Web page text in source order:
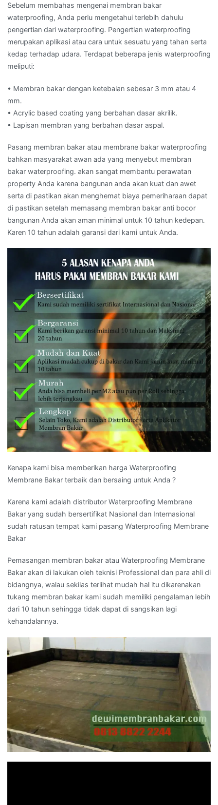
Sebelum membahas mengenai membran bakar
waterproofing, Anda perlu mengetahui terlebih dahulu
pengertian dari waterproofing. Pengertian waterproofing
merupakan aplikasi atau cara untuk sesuatu yang tahan serta
kedap terhadap udara. Terdapat beberapa jenis waterproofing
meliputi:
• Membran bakar dengan ketebalan sebesar 3 mm atau 4
mm.
• Acrylic based coating yang berbahan dasar akrilik.
• Lapisan membran yang berbahan dasar aspal.
Pasang membran bakar atau membrane bakar waterproofing
bahkan masyarakat awan ada yang menyebut membran
bakar waterproofing. akan sangat membantu perawatan
property Anda karena bangunan anda akan kuat dan awet
serta di pastikan akan menghemat biaya pemeriharaan dapat
di pastikan setelah memasang membran bakar anti bocor
bangunan Anda akan aman minimal untuk 10 tahun kedepan.
Karen 10 tahun adalah garansi dari kami untuk Anda.
Kenapa kami bisa memberikan harga Waterproofing
Membrane Bakar terbaik dan bersaing untuk Anda ?
Karena kami adalah distributor Waterproofing Membrane
Bakar yang sudah bersertifikat Nasional dan Internasional
sudah ratusan tempat kami pasang Waterproofing Membrane
Bakar
Pemasangan membran bakar atau Waterproofing Membrane
Bakar akan di lakukan oleh teknisi Professional dan para ahli di
bidangnya, walau sekilas terlihat mudah hal itu dikarenakan
tukang membran bakar kami sudah memiliki pengalaman lebih
dari 10 tahun sehingga tidak dapat di sangsikan lagi
kehandalannya.